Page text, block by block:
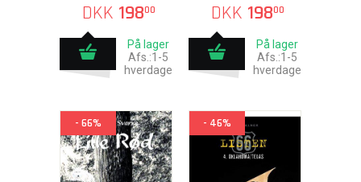
DKK 19800
På lager
Afs.:1-5
hverdage
DKK 19800
På lager
Afs.:1-5
hverdage
- 66% - 46%